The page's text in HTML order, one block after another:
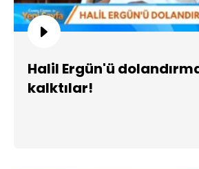
Halil Ergün'ü
kalktılar!